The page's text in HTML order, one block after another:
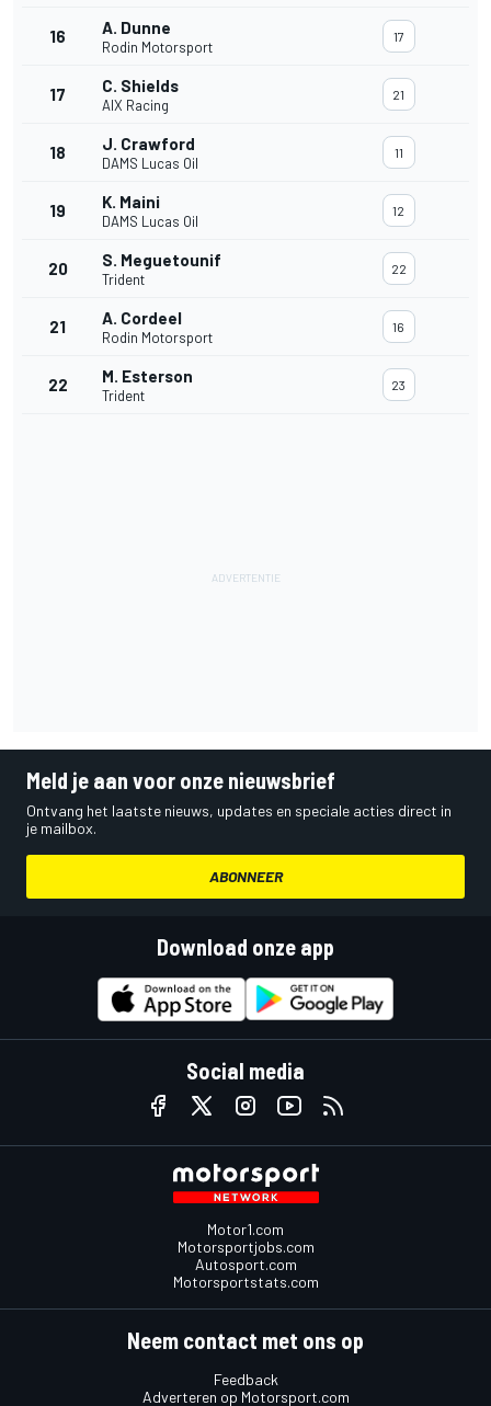
16 A. Dunne
Rodin Motorsport
17
17 C. Shields
AIX Racing
21
18 J. Crawford
DAMS Lucas Oil
11
19 K. Maini
DAMS Lucas Oil
12
20 S. Meguetounif
Trident
22
21 A. Cordeel
Rodin Motorsport
16
22 M. Esterson
Trident
23
Meld je aan voor onze nieuwsbrief
Ontvang het laatste nieuws, updates en speciale acties direct in
je mailbox.
ABONNEER
Download onze app
Social media
Motor1.com
Motorsportjobs.com
Autosport.com
Motorsportstats.com
Neem contact met ons op
Feedback
Adverteren op Motorsport.com